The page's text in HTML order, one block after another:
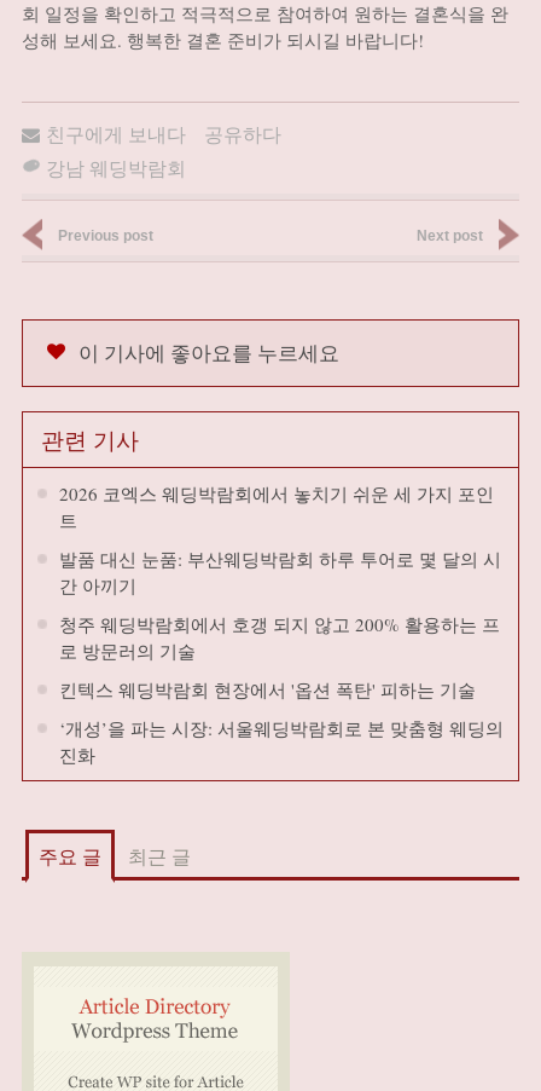
회 일정을 확인하고 적극적으로 참여하여 원하는 결혼식을 완
성해 보세요. 행복한 결혼 준비가 되시길 바랍니다!
친구에게 보내다
공유하다
강남 웨딩박람회
Previous post Next post
이 기사에 좋아요를 누르세요
관련 기사
2026 코엑스 웨딩박람회에서 놓치기 쉬운 세 가지 포인
트
발품 대신 눈품: 부산웨딩박람회 하루 투어로 몇 달의 시
간 아끼기
청주 웨딩박람회에서 호갱 되지 않고 200% 활용하는 프
로 방문러의 기술
킨텍스 웨딩박람회 현장에서 '옵션 폭탄' 피하는 기술
‘개성’을 파는 시장: 서울웨딩박람회로 본 맞춤형 웨딩의
진화
주요 글 최근 글